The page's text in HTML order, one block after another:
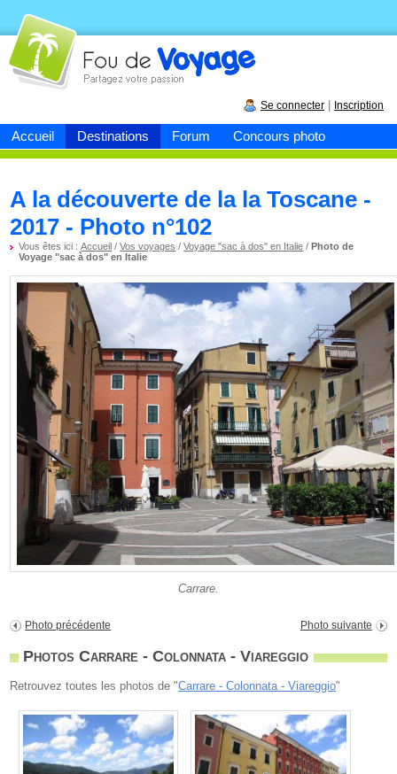
Accueil Destinations Forum Concours photo
Fou devoyage
Se connecter Inscription
A la découverte de la la Toscane -
2017 - Photo n°102
Vous êtes ici :Accueil /Vos voyages /Voyage "sac à dos" en Italie /Photo de
Voyage "sac à dos" en Italie
Carrare.
Photo précédente Photo suivante
Photos Carrare - Colonnata - Viareggio
Retrouvez toutes les photos de "Carrare - Colonnata - Viareggio"